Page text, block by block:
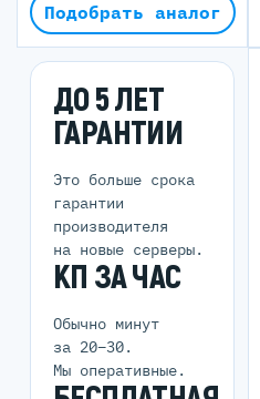
Подобрать аналог
ДО 5 ЛЕТ
ГАРАНТИИ
Это больше срока
гарантии
производителя
на новые серверы.
КП ЗА ЧАС
Обычно минут
за 20–30.
Мы оперативные.